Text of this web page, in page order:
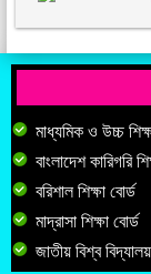
মাধ্যমিক ও উচ্চ
বাংলাদেশ কারিগরি
বরিশাল শিক্ষা বোর্ড
মাদ্রাসা শিক্ষা বোর্ড
জাতীয় বিশ্ব বিদ্যালয়